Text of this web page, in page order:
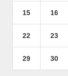
15 16
22 23
29 30